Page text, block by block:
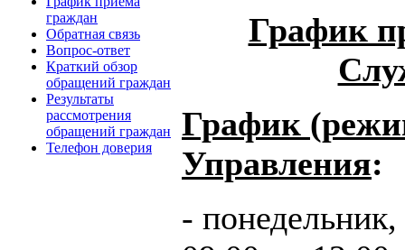
граждан
Обратная связь
Вопрос-ответ
Краткий обзор
обращений граждан
Результаты
рассмотрения
обращений граждан
Телефон доверия
График
График
Управления:
- понедельник,